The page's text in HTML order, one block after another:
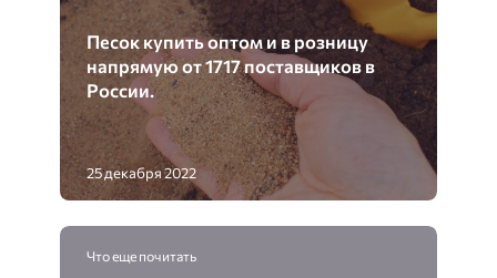
Песок купить оптом и в розницу
напрямую от 1717 поставщиков в
России.
25 декабря 2022
Что еще почитать